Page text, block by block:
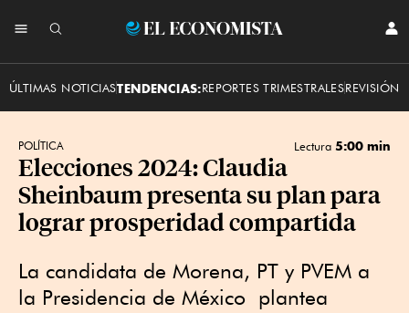
El
ÚLTIMAS NOTICIASTENDENCIAS:REPORTES TRIMESTRALESREVISIÓN
POLÍTICA Lectura 5:00 min
Elecciones 2024: Claudia
Sheinbaum presenta su plan para
lograr prosperidad compartida
La candidata de Morena, PT y PVEM a
la Presidencia de México plantea